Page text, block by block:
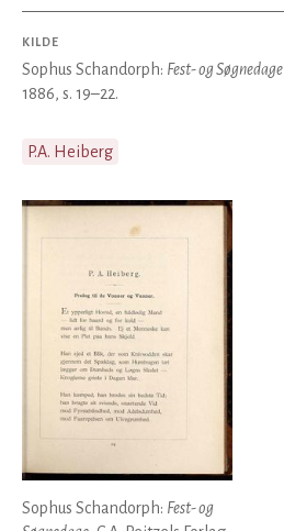
KILDE
Sophus Schandorph: Fest- og Søgnedage
1886, s. 19–22.
P.A. Heiberg
Sophus Schandorph: Fest- og